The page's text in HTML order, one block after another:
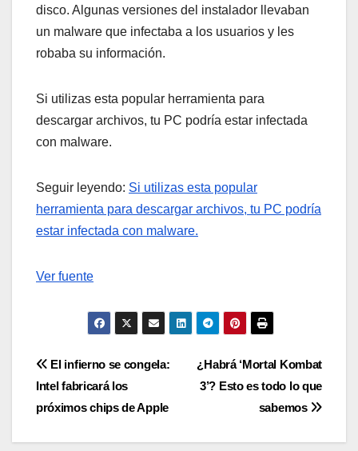
disco. Algunas versiones del instalador llevaban
un malware que infectaba a los usuarios y les
robaba su información.
Si utilizas esta popular herramienta para
descargar archivos, tu PC podría estar infectada
con malware.
Seguir leyendo: Si utilizas esta popular
herramienta para descargar archivos, tu PC podría
estar infectada con malware.
Ver fuente
Navegación
de
entradas
¿Habrá ‘Mortal Kombat
3’? Esto es todo lo que
sabemos
El infierno se congela:
Intel fabricará los
próximos chips de Apple